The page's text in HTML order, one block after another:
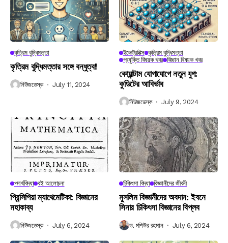
কৃত্রিম বুদ্ধিমত্তা
কৃত্রিম বুদ্ধিমত্তার সঙ্গে বন্ধুত্ব!
নিউজডেস্ক July 11, 2024
ইলেক্ট্রনিক্স কৃত্রিম বুদ্ধিমত্তা
প্রযুক্তি বিষয়ক খবর বিজ্ঞান বিষয়ক খবর
কোয়ান্টাম যোগাযোগে নতুন যুগ:
কুডিটের আবির্ভাব
নিউজডেস্ক July 9, 2024
পদার্থবিদ্যা বই আলোচনা
প্রিন্সিপিয়া ম্যাথেমেটিকা: বিজ্ঞানের
মহাকাব্য
নিউজডেস্ক July 6, 2024
চিকিৎসা বিদ্যা বিজ্ঞানীদের জীবনী
মুসলিম বিজ্ঞানীদের অবদান: ইবনে
সিনার চিকিৎসা বিজ্ঞানের বিপ্লব
ড. মশিউর রহমান July 6, 2024